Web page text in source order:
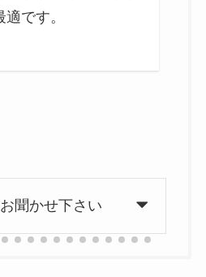
です。
聞かせ下さい